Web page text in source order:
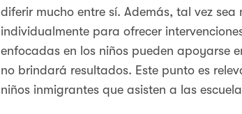
diferir mucho entre sí. Además, tal vez
individualmente para ofrecer
enfocadas en los niños pueden apoyarse
no brindará resultados. Este punto es
niños inmigrantes que asisten a las